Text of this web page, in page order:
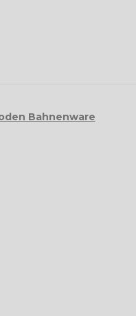
Bahnenware